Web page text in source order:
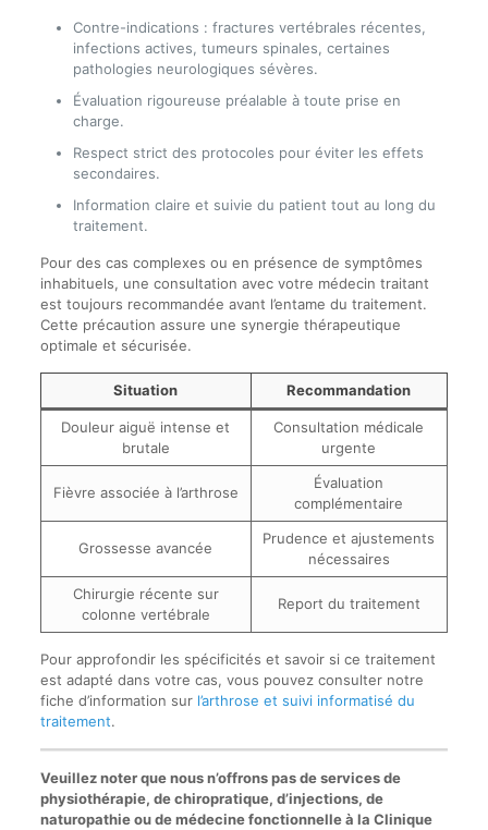
Contre-indications : fractures vertébrales récentes,
infections actives, tumeurs spinales, certaines
pathologies neurologiques sévères.
Évaluation rigoureuse préalable à toute prise en
charge.
Respect strict des protocoles pour éviter les effets
secondaires.
Information claire et suivie du patient tout au long du
traitement.
Pour des cas complexes ou en présence de symptômes
inhabituels, une consultation avec votre médecin traitant
est toujours recommandée avant l’entame du traitement.
Cette précaution assure une synergie thérapeutique
optimale et sécurisée.
Situation Recommandation
Douleur aiguë intense et
brutale
Consultation médicale
urgente
Fièvre associée à l’arthrose
Évaluation
complémentaire
Grossesse avancée
Prudence et ajustements
nécessaires
Chirurgie récente sur
colonne vertébrale
Report du traitement
Pour approfondir les spécificités et savoir si ce traitement
est adapté dans votre cas, vous pouvez consulter notre
fiche d’information sur l’arthrose et suivi informatisé du
traitement.
Veuillez noter que nous n’offrons pas de services de
physiothérapie, de chiropratique, d’injections, de
naturopathie ou de médecine fonctionnelle à la Clinique